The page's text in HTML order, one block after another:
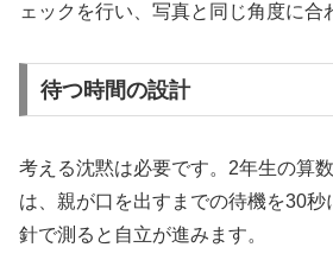
ェックを行い、写真と同じ角度に合
待つ時間の設計
考える沈黙は必要です。2年生の算
は、親が口を出すまでの待機を30
針で測ると自立が進みます。